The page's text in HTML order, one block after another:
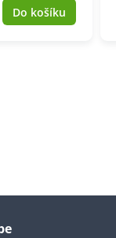
Do košíku